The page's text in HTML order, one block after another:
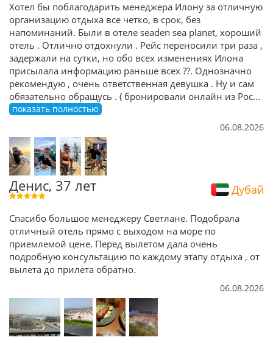
Хотел бы поблагодарить менеджера Илону за отличную
организацию отдыха все четко, в срок, без
напоминаний. Были в отеле seaden sea planet, хороший
отель . Отлично отдохнули . Рейс переносили три раза ,
задержали на сутки, но обо всех изменениях Илона
присылала информацию раньше всех ??. Однозначно
рекомендую , очень ответственная девушка . Ну и сам
обязательно обращусь . ( бронировали онлайн из Рос...
показать полностью
06.08.2026
Денис, 37 лет Дубай
Спасибо большое менеджеру Светлане. Подобрала
отличный отель прямо с выходом на море по
приемлемой цене. Перед вылетом дала очень
подробную консультацию по каждому этапу отдыха , от
вылета до прилета обратно.
06.08.2026